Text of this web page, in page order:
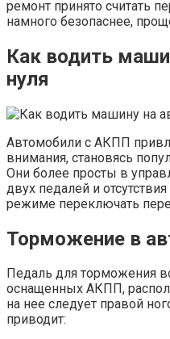
ремонт принято считать
намного безопаснее,
Как водить
нуля
Автомобили с АКПП
внимания, становясь
Они более просты в
двух педалей и
режиме переключать
Торможение в
Педаль для торможения
оснащенных АКПП,
на нее следует правой
приводит: